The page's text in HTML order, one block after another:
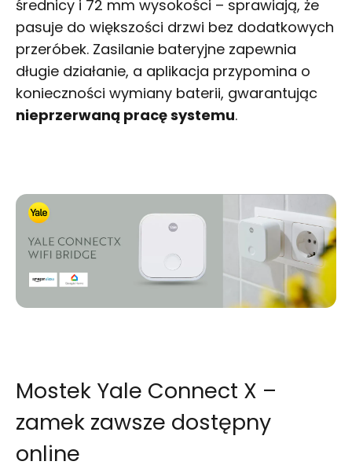
średnicy i 72 mm wysokości – sprawiają, że
pasuje do większości drzwi bez dodatkowych
przeróbek. Zasilanie bateryjne zapewnia
długie działanie, a aplikacja przypomina o
konieczności wymiany baterii, gwarantując
nieprzerwaną pracę systemu.
Mostek Yale Connect X –
zamek zawsze dostępny
online